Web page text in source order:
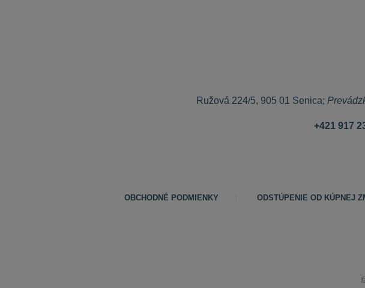
Ružová 224/5, 905 01 Senica;
+421 917
OBCHODNÉ PODMIENKY ODSTÚPENIE OD KÚPNEJ